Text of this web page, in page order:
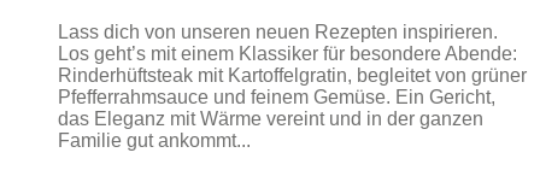
Lass dich von unseren neuen Rezepten inspirieren.
Los geht’s mit einem Klassiker für besondere Abende:
Rinderhüftsteak mit Kartoffelgratin, begleitet von grüner
Pfefferrahmsauce und feinem Gemüse. Ein Gericht,
das Eleganz mit Wärme vereint und in der ganzen
Familie gut ankommt...